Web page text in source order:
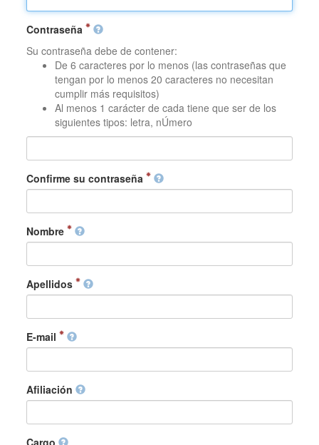
Contraseña
Su contraseña debe de contener:
De 6 caracteres por lo menos (las contraseñas que
tengan por lo menos 20 caracteres no necesitan
cumplir más requisitos)
Al menos 1 carácter de cada tiene que ser de los
siguientes tipos: letra, nÚmero
Confirme su contraseña
Nombre
Apellidos
E-mail
Afiliación
Cargo